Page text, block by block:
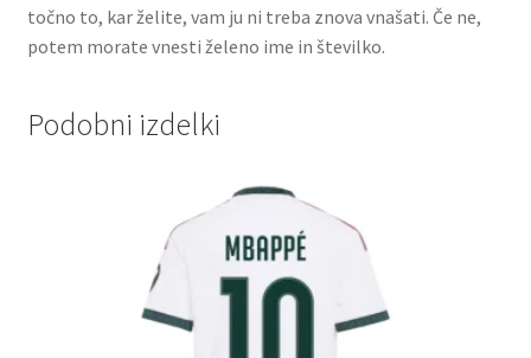
točno to, kar želite, vam ju ni treba znova vnašati. Če ne,
potem morate vnesti želeno ime in številko.
Podobni izdelki